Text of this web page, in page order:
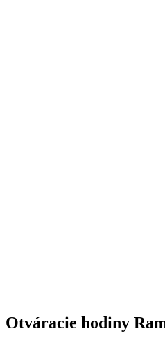
Otváracie hodiny